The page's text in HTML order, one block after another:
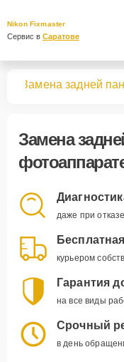
Nikon Fixmaster
Сервис в Саратове
Замена задней
Замена
даже при
курьером
Гарантия
на все виды
Срочный
в день